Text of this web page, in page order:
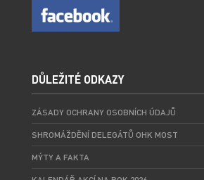
DŮLEŽITÉ ODKAZY
ZÁSADY OCHRANY OSOBNÍCH ÚDAJŮ
SHROMÁŽDĚNÍ DELEGÁTŮ OHK MOST
MÝTY A FAKTA